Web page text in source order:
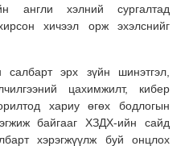
англи хэлний сургалтад
хичээл орж эхэлснийг
эрх зүйн шинэтгэл,
цахимжилт, кибер
хариу өгөх бодлогын
байгааг ХЗДХ-ийн сайд
хэрэгжүүлж буй онцлох